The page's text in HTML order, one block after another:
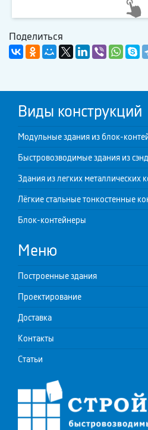
Поделиться
Виды конструкций
Модульные здания из блок-
Быстровозводимые здания из
Здания из легких металлических
Лёгкие стальные тонкостенные
Блок-контейнеры
Меню
Построенные здания
Проектирование
Доставка
Контакты
Статьи